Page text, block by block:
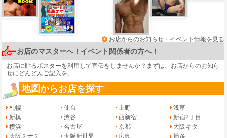
お店からのお知らせ・イベント情報を見る
お店のマスターへ！イベント関係者の方へ！
お店に貼るポスターを利用して宣伝をしませんか？まずは、 お店からのお知ら
せにどんどんご記入を。
地図からお店を探す
札幌 仙台 上野
浅草
新橋
渋谷 西新宿
新宿2丁目
横浜
名古屋 京都
大阪キタ
大阪ミナミ
大阪新世界 広島
博多